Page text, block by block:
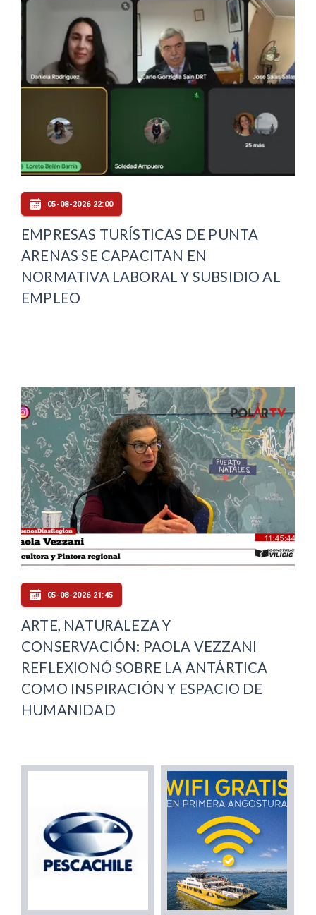
05-08-2026 22:00
EMPRESAS TURÍSTICAS DE PUNTA
ARENAS SE CAPACITAN EN
NORMATIVA LABORAL Y SUBSIDIO AL
EMPLEO
05-08-2026 21:45
ARTE, NATURALEZA Y
CONSERVACIÓN: PAOLA VEZZANI
REFLEXIONÓ SOBRE LA ANTÁRTICA
COMO INSPIRACIÓN Y ESPACIO DE
HUMANIDAD